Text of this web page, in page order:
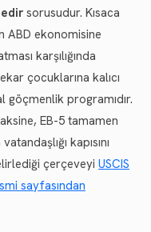
sorusudur. Kısaca
ABD ekonomisine
karşılığında
çocuklarına kalıcı
göçmenlik programıdır.
EB-5 tamamen
kapısını
çerçeveyi USCIS
sayfasından